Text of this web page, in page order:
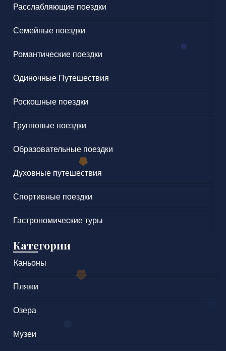
Расслабляющие поездки
Семейные поездки
Романтические поездки
Одиночные Путешествия
Роскошные поездки
Групповые поездки
Образовательные поездки
Духовные путешествия
Спортивные поездки
Гастрономические туры
Категории
Каньоны
Пляжи
Озера
Музеи